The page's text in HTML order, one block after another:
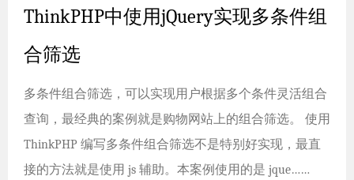
ThinkPHP中使用jQuery实现多条件组
合筛选
多条件组合筛选，可以实现用户根据多个条件灵活组合
查询，最经典的案例就是购物网站上的组合筛选。 使用
ThinkPHP 编写多条件组合筛选不是特别好实现，最直
接的方法就是使用 js 辅助。本案例使用的是 jque……